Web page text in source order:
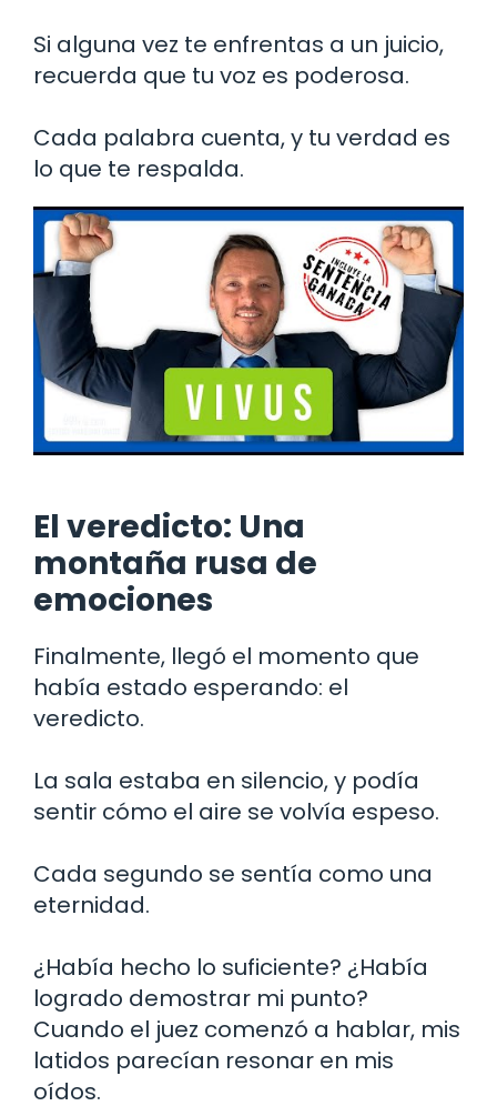
Si alguna vez te enfrentas a un juicio,
recuerda que tu voz es poderosa.
Cada palabra cuenta, y tu verdad es
lo que te respalda.
El veredicto: Una
montaña rusa de
emociones
Finalmente, llegó el momento que
había estado esperando: el
veredicto.
La sala estaba en silencio, y podía
sentir cómo el aire se volvía espeso.
Cada segundo se sentía como una
eternidad.
¿Había hecho lo suficiente? ¿Había
logrado demostrar mi punto?
Cuando el juez comenzó a hablar, mis
latidos parecían resonar en mis
oídos.